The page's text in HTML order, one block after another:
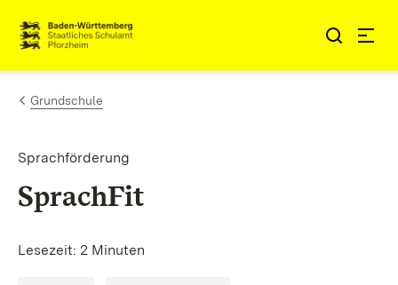
Zum Inhalt springen
Link zur Startseite
Grundschule
Sprachförderung
SprachFit
Lesezeit: 2 Minuten